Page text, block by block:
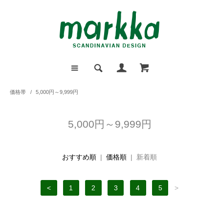
価格帯 / 5,000円～9,999円
5,000円～9,999円
おすすめ順 | 価格順 | 新着順
< 1 2 3 4 5 >